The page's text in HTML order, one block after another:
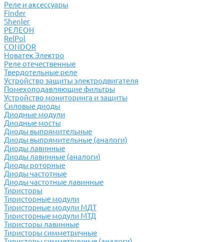
Реле и аксессуары
Finder
Shenler
РЕЛЕОН
RelPol
CONDOR
Новатек Электро
Реле отечественные
Твердотельные реле
Устройство защиты электродвигателя
Помехоподавляющие фильтры
Устройство мониторинга и защиты
Силовые диоды
Диодные модули
Диодные мосты
Диоды выпрямительные
Диоды выпрямительные (аналоги)
Диоды лавинные
Диоды лавинные (аналоги)
Диоды роторные
Диоды частотные
Диоды частотные лавинные
Тиристоры
Тиристорные модули
Тиристорные модули МДТ
Тиристорные модули МТД
Тиристоры лавинные
Тиристоры симметричные